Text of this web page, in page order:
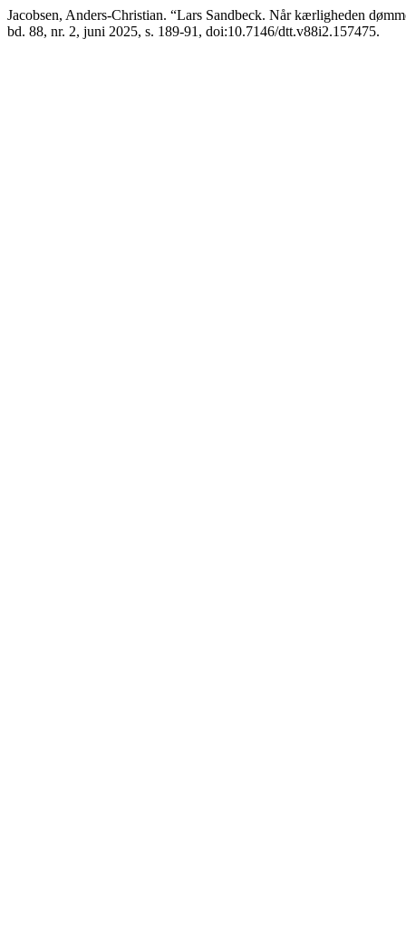
Jacobsen, Anders-Christian. “Lars Sandbeck. Når kærligheden
bd. 88, nr. 2, juni 2025, s. 189-91, doi:10.7146/dtt.v88i2.157475.